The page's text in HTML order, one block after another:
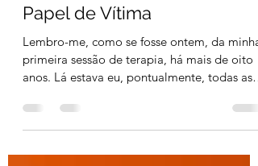
na Desordem da Qual Você
Se Queixa? Dicas de
Psicologia Para Deixar o
Papel de Vítima
Lembro-me, como se fosse ontem, da minha
primeira sessão de terapia, há mais de oito